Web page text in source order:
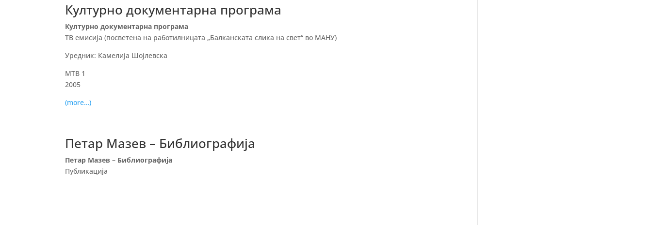
Културно документарна програма
Културно документарна програма
ТВ емисија (посветена на работилницата „Балканската слика на свет“ во МАНУ)
Уредник: Камелија Шојлевскa
МТВ 1
2005
(more…)
Петар Мазев – Библиографија
Петар Мазев – Библиографија
Публикација